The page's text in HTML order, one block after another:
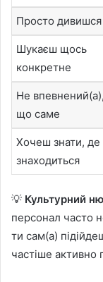
Просто дивишся
Шукаєш щось
конкретне
Не впевнений(а),
що саме
Хочеш знати,
знаходиться
💡 Культурний
персонал часто
ти сам(а)
частіше активно